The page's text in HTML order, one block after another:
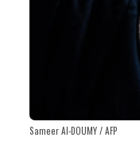
Sameer Al-DOUMY / AFP